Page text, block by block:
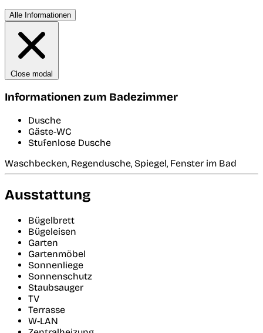
Alle Informationen
Close modal
Informationen zum Badezimmer
Dusche
Gäste-WC
Stufenlose Dusche
Waschbecken, Regendusche, Spiegel, Fenster im Bad
Ausstattung
Bügelbrett
Bügeleisen
Garten
Gartenmöbel
Sonnenliege
Sonnenschutz
Staubsauger
TV
Terrasse
W-LAN